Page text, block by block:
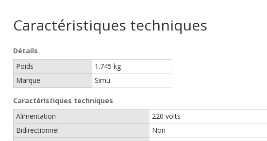
Caractéristiques techniques
Détails
Poids
1.745 kg
Marque
Simu
Caractéristiques techniques
Alimentation
220 volts
Bidirectionnel
Non